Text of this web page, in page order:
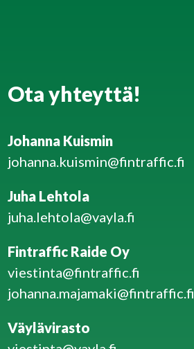
Ota yhteyttä!
Johanna Kuismin
johanna.kuismin@fintraffic.fi
Juha Lehtola
juha.lehtola@vayla.fi
Fintraffic Raide Oy
viestinta@fintraffic.fi
johanna.majamaki@fintraffic.fi
Väylävirasto